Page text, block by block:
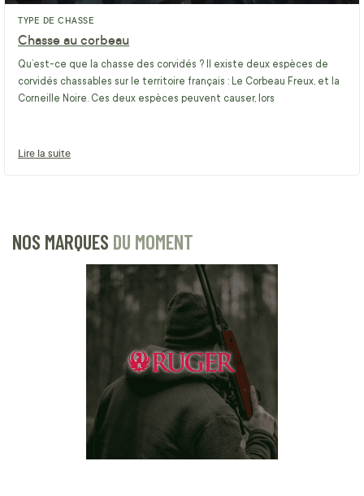
TYPE DE CHASSE
Chasse au corbeau
Qu’est-ce que la chasse des corvidés ? Il existe deux espèces de
corvidés chassables sur le territoire français : Le Corbeau Freux, et la
Corneille Noire. Ces deux espèces peuvent causer, lors
Lire la suite
NOS MARQUES DU MOMENT